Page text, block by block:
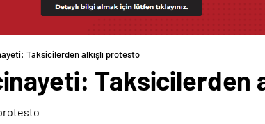
Taksicilerden alkışlı protesto
Taksicilerden